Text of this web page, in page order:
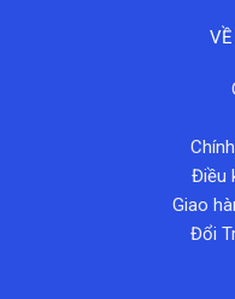
VỀ
Điều
Giao
Đổi